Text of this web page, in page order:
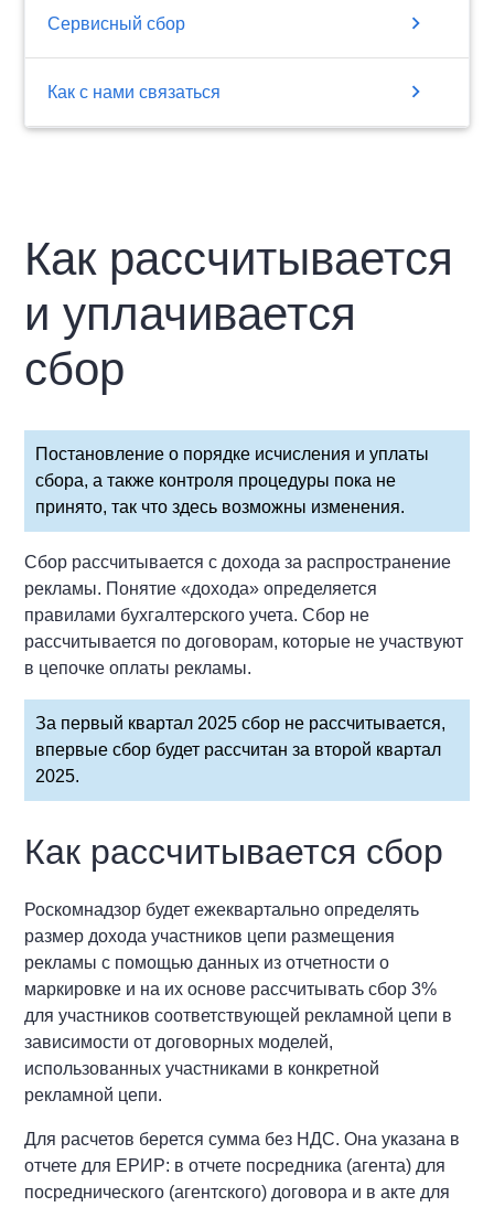
Сервисный сбор chevron_right
Как с нами связаться chevron_right
Как рассчитывается
и уплачивается
сбор
Постановление о порядке исчисления и уплаты
сбора, а также контроля процедуры пока не
принято, так что здесь возможны изменения.
Сбор рассчитывается с дохода за распространение
рекламы. Понятие «дохода» определяется
правилами бухгалтерского учета. Сбор не
рассчитывается по договорам, которые не участвуют
в цепочке оплаты рекламы.
За первый квартал 2025 сбор не рассчитывается,
впервые сбор будет рассчитан за второй квартал
2025.
Как рассчитывается сбор
Роскомнадзор будет ежеквартально определять
размер дохода участников цепи размещения
рекламы с помощью данных из отчетности о
маркировке и на их основе рассчитывать сбор 3%
для участников соответствующей рекламной цепи в
зависимости от договорных моделей,
использованных участниками в конкретной
рекламной цепи.
Для расчетов берется сумма без НДС. Она указана в
отчете для ЕРИР: в отчете посредника (агента) для
посреднического (агентского) договора и в акте для